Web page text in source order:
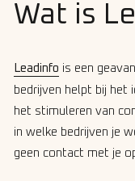
Wat is
Leadinfo is een
bedrijven helpt bij het
het stimuleren van
in welke bedrijven je
geen contact met je